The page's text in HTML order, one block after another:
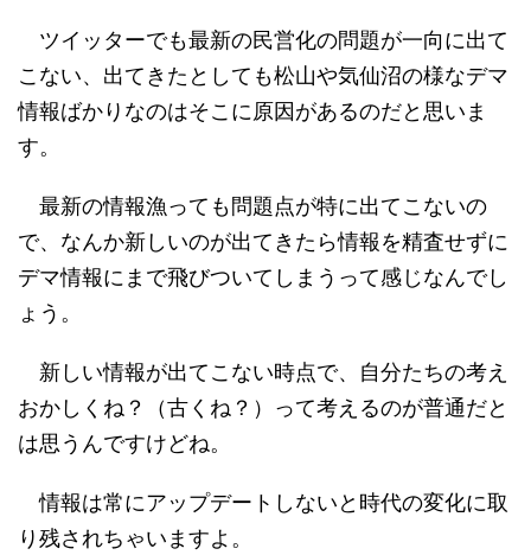
ツイッターでも最新の民営化の問題が一向に出て
こない、出てきたとしても松山や気仙沼の様なデマ
情報ばかりなのはそこに原因があるのだと思いま
す。
最新の情報漁っても問題点が特に出てこないの
で、なんか新しいのが出てきたら情報を精査せずに
デマ情報にまで飛びついてしまうって感じなんでし
ょう。
新しい情報が出てこない時点で、自分たちの考え
おかしくね？（古くね？）って考えるのが普通だと
は思うんですけどね。
情報は常にアップデートしないと時代の変化に取
り残されちゃいますよ。